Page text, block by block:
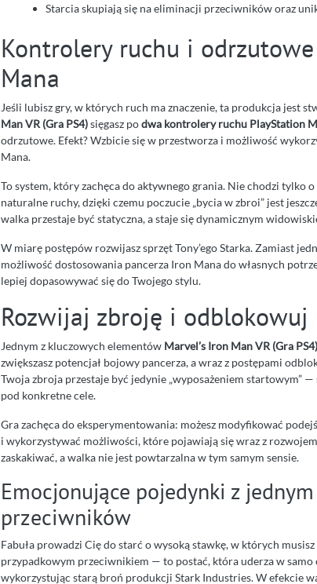
Starcia skupiają się na eliminacji przeciwników oraz
Kontrolery ruchu i
Mana
Jeśli lubisz gry, w których ruch ma znaczenie, ta produkcja jest
Man VR (Gra PS4)sięgasz podwa kontrolery ruchu PlayStation
odrzutowe. Efekt? Wzbicie się w przestworza i możliwość
Mana.
To system, który zachęca do aktywnego grania. Nie chodzi tylko
naturalne ruchy, dzięki czemu poczucie „bycia w zbroi” jest
walka przestaje być statyczna, a staje się dynamicznym
W miarę postępów rozwijasz sprzęt Tony’ego Starka. Zamiast
możliwość dostosowania pancerza Iron Mana do własnych
lepiej dopasowywać się do Twojego stylu.
Rozwijaj zbroję i
Jednym z kluczowych elementów Marvel’s Iron Man VR (Gra PS4)
zwiększasz potencjał bojowy pancerza, a wraz z postępami
Twoja zbroja przestaje być jedynie „wyposażeniem startowym”
pod konkretne cele.
Gra zachęca do eksperymentowania: możesz modyfikować
i wykorzystywać możliwości, które pojawiają się wraz z
zaskakiwać, a walka nie jest powtarzalna w tym samym sensie.
Emocjonujące pojedynki z
przeciwników
Fabuła prowadzi Cię do starć o wysoką stawkę, w których
przypadkowym przeciwnikiem — to postać, która uderza w samo
wykorzystując starą broń produkcji Stark Industries. W efekcie